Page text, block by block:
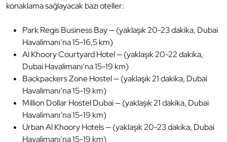
konaklama sağlayacak bazı oteller:
Park Regis Business Bay — (yaklaşık 20-23 dakika, Dubai
Havalimanı’na 15-16,5 km)
Al Khoory Courtyard Hotel — (yaklaşık 20-22 dakika,
Dubai Havalimanı’na 15-19 km)
Backpackers Zone Hostel — (yaklaşık 21 dakika, Dubai
Havalimanı’na 15-19 km)
Million Dollar Hostel Dubai — (yaklaşık 21 dakika, Dubai
Havalimanı’na 15-19 km)
Urban Al Khoory Hotels — (yaklaşık 20-23 dakika, Dubai
Havalimanı’na 15-19 km)